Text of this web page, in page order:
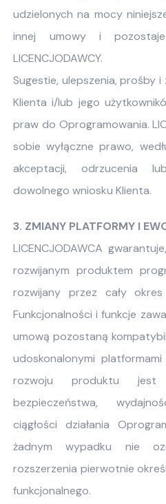
udzielonych na mocy
innej umowy i pozostaje
LICENCJODAWCY.
Sugestie, ulepszenia, prośby i
Klienta i/lub jego
praw do Oprogramowania.
sobie wyłączne prawo,
akceptacji, odrzucenia
dowolnego wniosku Klienta.
3. ZMIANY PLATFORMY I
LICENCJODAWCA
rozwijanym produktem
rozwijany przez cały
Funkcjonalności i funkcje
umową pozostaną
udoskonalonymi
rozwoju produktu jest
bezpieczeństwa,
ciągłości działania
żadnym wypadku nie
rozszerzenia pierwotnie
funkcjonalnego.